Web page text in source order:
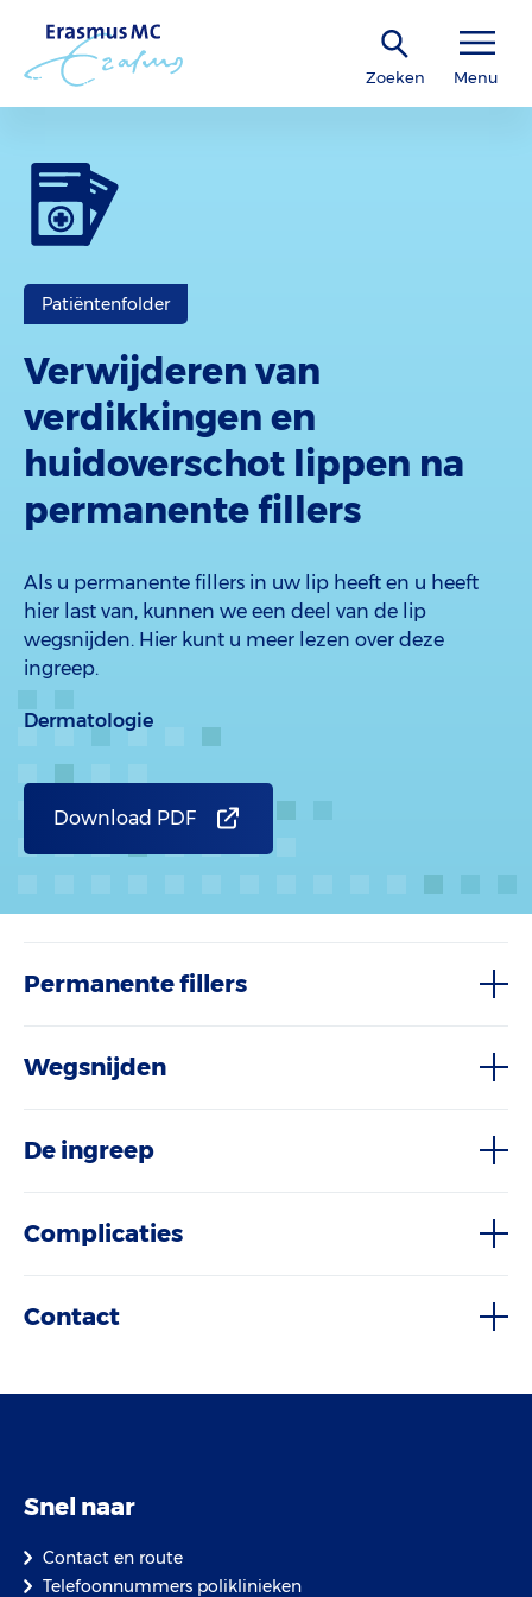
Zoeken Menu
Patiëntenfolder
Verwijderen van
verdikkingen en
huidoverschot lippen na
permanente fillers
Als u permanente fillers in uw lip heeft en u heeft
hier last van, kunnen we een deel van de lip
wegsnijden. Hier kunt u meer lezen over deze
ingreep.
Dermatologie
Download PDF
Permanente fillers
Wegsnijden
De ingreep
Complicaties
Contact
Snel naar
Contact en route
Telefoonnummers poliklinieken